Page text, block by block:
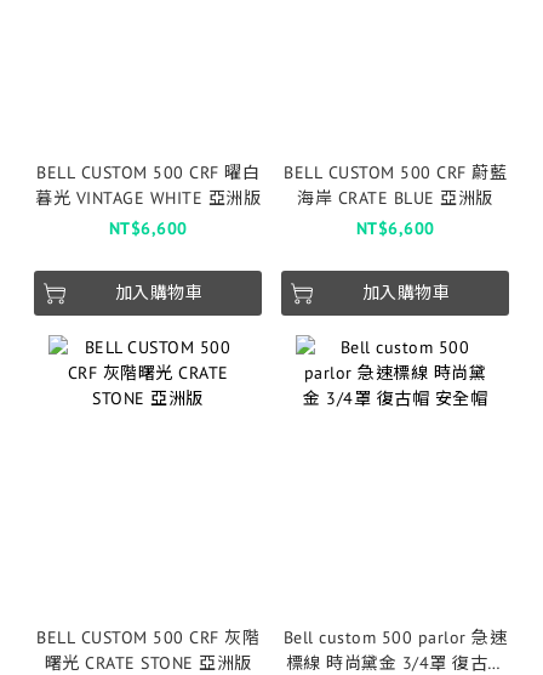
BELL CUSTOM 500 CRF 曜白
暮光 VINTAGE WHITE 亞洲版
NT$6,600
加入購物車
BELL CUSTOM 500 CRF 蔚藍
海岸 CRATE BLUE 亞洲版
NT$6,600
加入購物車
BELL CUSTOM 500 CRF 灰階
曙光 CRATE STONE 亞洲版
Bell custom 500 parlor 急速
標線 時尚黛金 3/4罩 復古帽